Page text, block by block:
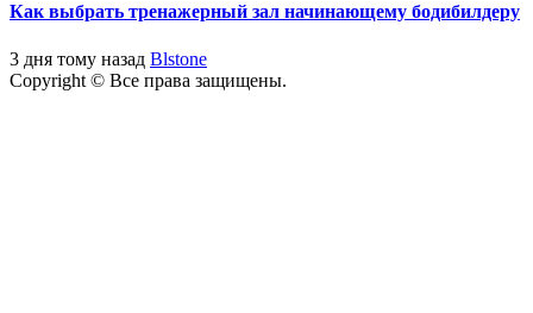
Как выбрать тренажерный зал начинающему бодибилдеру
3 дня тому назад Blstone
Copyright © Все права защищены.